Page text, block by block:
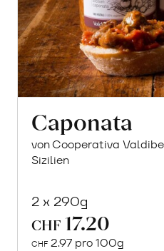
Caponata
von Cooperativa
Sizilien
2 x 290g
CHF 17.20
CHF 2.97 pro 100g